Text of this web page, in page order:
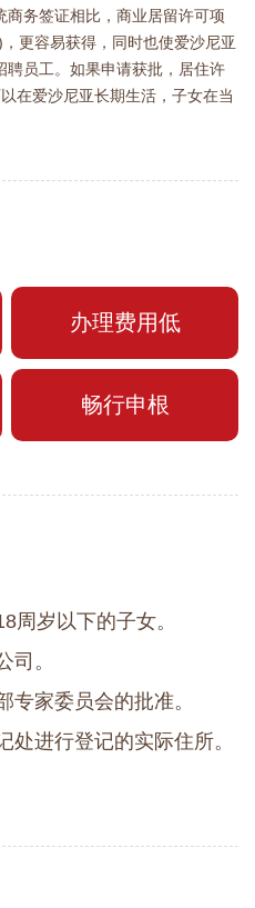
务签证相比，商业居留许可项
更容易获得，同时也使爱沙尼亚
聘员工。如果申请获批，居住许
在爱沙尼亚长期生活，子女在当
办理费用低
畅行申根
岁以下的子女。
。
家委员会的批准。
进行登记的实际住所。